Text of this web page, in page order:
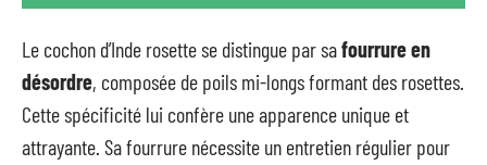
Le cochon d’Inde rosette se distingue par safourrure en
désordre, composée de poils mi-longs formant des rosettes.
Cette spécificité lui confère une apparence unique et
attrayante. Sa fourrure nécessite un entretien régulier pour